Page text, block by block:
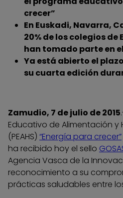
crecer”
En Euskadi, Navarra,
20% de los colegios
han tomado parte en
Ya está abierto el
su cuarta edición
Zamudio, 7 de julio de 2015
Educativo de Alimentación y
(PEAHS) “Energía para crecer”
ha recibido hoy el sello
Agencia Vasca de la
reconocimiento a su
prácticas saludables entre